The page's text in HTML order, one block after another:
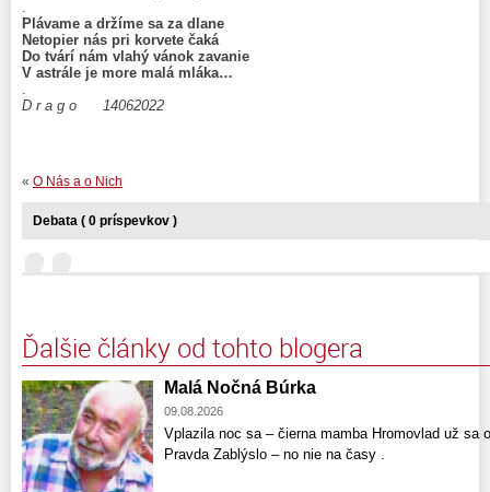
Plávame a držíme sa za dlane
Netopier nás pri korvete čaká
Do tvárí nám vlahý vánok zavanie
V astrále je more malá mláka…
D r a g o 14062022
« O Nás a o Nich
Debata ( 0 príspevkov )
Ďalšie články od tohto blogera
Malá Nočná Búrka
09.08.2026
Vplazila noc sa – čierna mamba Hromovlad už sa
Pravda Zablýslo – no nie na časy .